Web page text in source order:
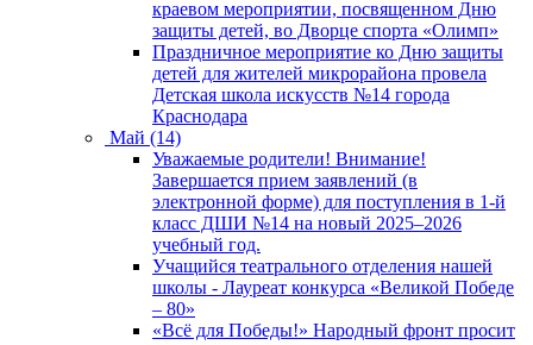
краевом мероприятии, посвященном Дню
защиты детей, во Дворце спорта «Олимп»
Праздничное мероприятие ко Дню защиты
детей для жителей микрорайона провела
Детская школа искусств №14 города
Краснодара
Май (14)
Уважаемые родители! Внимание!
Завершается прием заявлений (в
электронной форме) для поступления в 1-й
класс ДШИ №14 на новый 2025–2026
учебный год.
Учащийся театрального отделения нашей
школы - Лауреат конкурса «Великой Победе
– 80»
«Всё для Победы!» Народный фронт просит